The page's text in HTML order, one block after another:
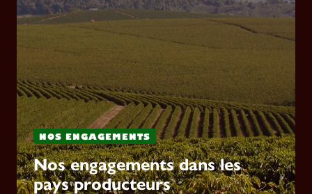
NOS ENGAGEMENTS
Nos engagements dans les
pays producteurs